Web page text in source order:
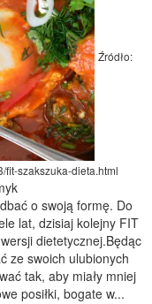
Źródło:
fit-szakszuka-dieta.html
o swoją formę. Do
lat, dzisiaj kolejny FIT
dietetycznej.Będąc
ze swoich ulubionych
tak, aby miały mniej
posiłki, bogate w...